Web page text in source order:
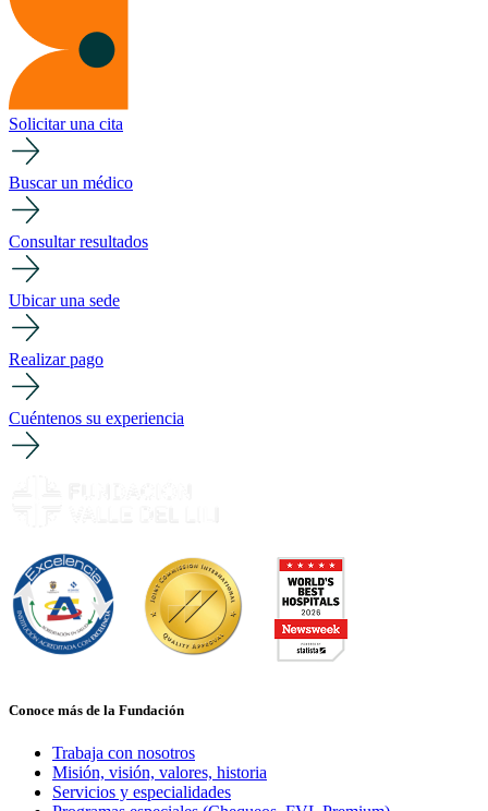
Solicitar una cita
Buscar un médico
Consultar resultados
Ubicar una sede
Realizar pago
Cuéntenos su experiencia
Conoce más de la Fundación
Trabaja con nosotros
Misión, visión, valores, historia
Servicios y especialidades